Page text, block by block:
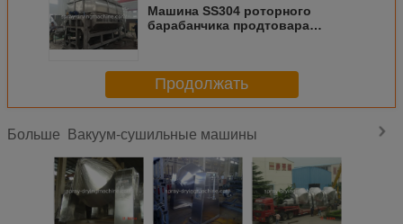
Машина SS304 роторного
барабанчика продтовара
Продолжать
Больше Вакуум-сушильные машины